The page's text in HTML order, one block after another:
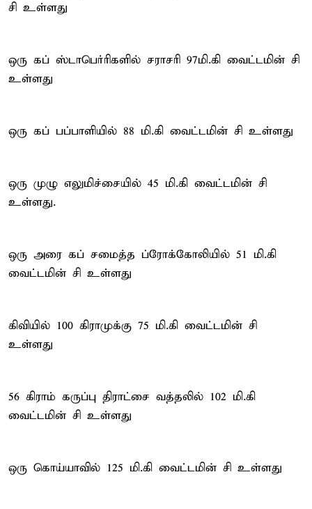
சி உள்ளது
ஒரு கப் ஸ்டாபெர்ரிகளில் சராசரி 97மி.கி வைட்டமின் சி
உள்ளது
ஒரு கப் பப்பாளியில் 88 மி.கி வைட்டமின் சி உள்ளது
ஒரு முழு எலுமிச்சையில் 45 மி.கி வைட்டமின் சி
உள்ளது.
ஒரு அரை கப் சமைத்த ப்ரோக்கோலியில் 51 மி.கி
வைட்டமின் சி உள்ளது
கிவியில் 100 கிராமுக்கு 75 மி.கி வைட்டமின் சி
உள்ளது
56 கிராம் கருப்பு திராட்சை வத்தலில் 102 மி.கி
வைட்டமின் சி உள்ளது
ஒரு கொய்யாவில் 125 மி.கி வைட்டமின் சி உள்ளது